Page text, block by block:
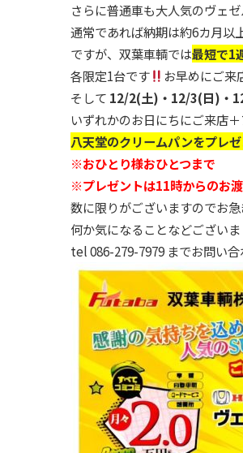
さらに普通車も大人気のヴェ
通常であれば納期は約6カ月以
ですが、双葉車輌では最短で1
各限定1台です
お早めにご来
そして 12/2(土)・12/3(日)・
いずれかのお日にちにご来店
八天堂のクリームパンをプレ
※おひとり様おひとつまで
※プレゼントは11時からのお渡
数に限りがございますのでお
何か気になることなどござい
tel 086-279-7979 までお問い